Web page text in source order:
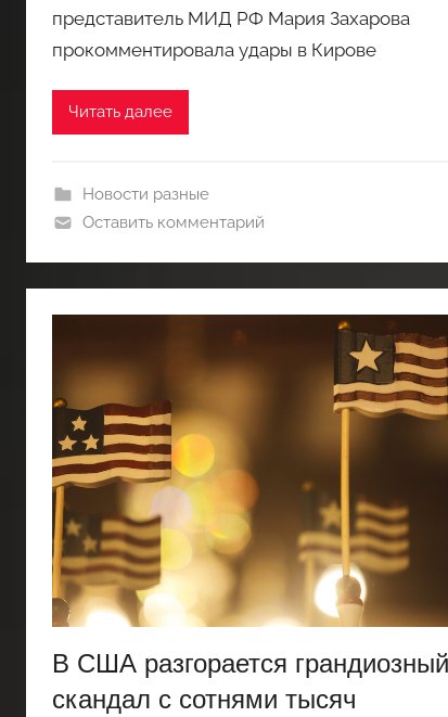
представитель МИД РФ Мария Захарова
прокомментировала удары в Кирове
Читать далее
Новости разные
Оставить комментарий
В США разгорается грандиозный
скандал с сотнями тысяч